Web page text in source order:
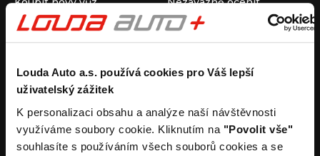
Louda Auto a.s. používá cookies pro Váš lepší
uživatelský zážitek
K personalizaci obsahu a analýze naší návštěvnosti
využíváme soubory cookie. Kliknutím na "Povolit vše"
souhlasíte s používáním všech souborů cookies a se
Koupit ojetý vůz
Koupit užitkový vůz
Průběh výkupu vozu
Pronájem
Carsharing
Autopůjčovna
Operativní leasing
Společnost
Louda Auto+ Poděbrady
Obytné vozy
Novinky